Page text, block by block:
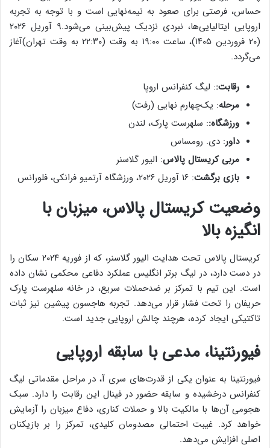
حساس، فرصتی برای صعود به نیمه‌نهایی است و با توجه به تجربه
اروپایی ایتالیایی‌ها، نبردی نزدیک پیش‌بینی می‌شود.
۹ آوریل ۲۰۲۶
(۲۰ فروردین ۱۴۰۵)، ساعت ۱۹:۰۰ به وقت (۲۲:۳۰ به وقت تهران)
آغاز
می‌گردد.
رقابت:: لیگ کنفرانس اروپا
مرحله: یک‌چهارم نهایی (رفت)
ورزشگاه:: سلهرست پارک، لندن
داور: دی. رومساس
مربی کریستال پالاس: الیور گلاسنر
بازی برگشت: ۱۶ آوریل ۲۰۲۶، ورزشگاه آرتمیو فرانکی، فلورانس
وضعیت کریستال پالاس، میزبان با
انگیزه بالا
کریستال پالاس تحت هدایت الیور گلاسنر، که از فوریه ۲۰۲۴ سکان را
در دست دارد، در لیگ برتر انگلیس عملکرد دفاعی محکمی نشان داده
است. این تیم با تمرکز بر ضدحملات سریع، در خانه سلهرست پارک
حریفان را تحت فشار قرار می‌دهد. تجربه هاجسون پیشین نیز ثبات
تاکتیکی ایجاد کرده، هرچند چالش اروپایی جدید است.
فیورنتینا، مدعی با سابقه اروپایی
فیورنتینا به عنوان یکی از قدرت‌های سری آ، در مراحل مقدماتی لیگ
کنفرانس درخشیده و سابقه حضور در فینال این رقابت را دارد. سبک
هجومی آن‌ها با مالکیت بالا و حملات کناری، دفاع میزبان را آزمایش
خواهد کرد. غیبت احتمالی مصدومان کلیدی، تمرکز را بر بازیکنان
اصلی افزایش می‌دهد.